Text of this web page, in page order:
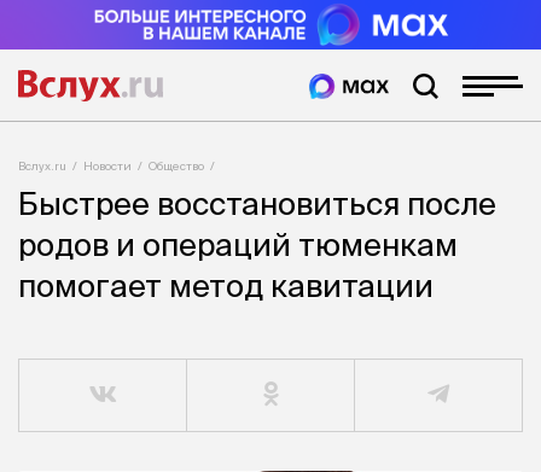
Вслух.ru Новости Общество
Быстрее восстановиться после
родов и операций тюменкам
помогает метод кавитации